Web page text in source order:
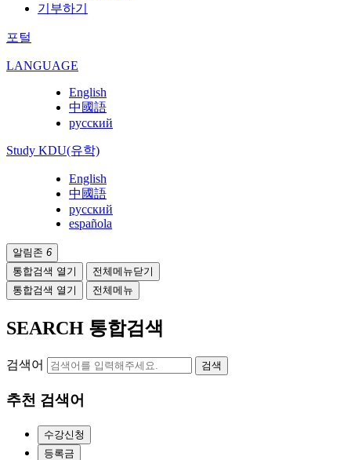
기부하기
포털
LANGUAGE
English
中國語
русский
Study KDU(유학)
English
中國語
русский
española
알림존 6
통합검색 열기
전체메뉴닫기
통합검색 열기
전체메뉴
SEARCH 통합검색
검색어 검색
추천 검색어
수강신청
등록금